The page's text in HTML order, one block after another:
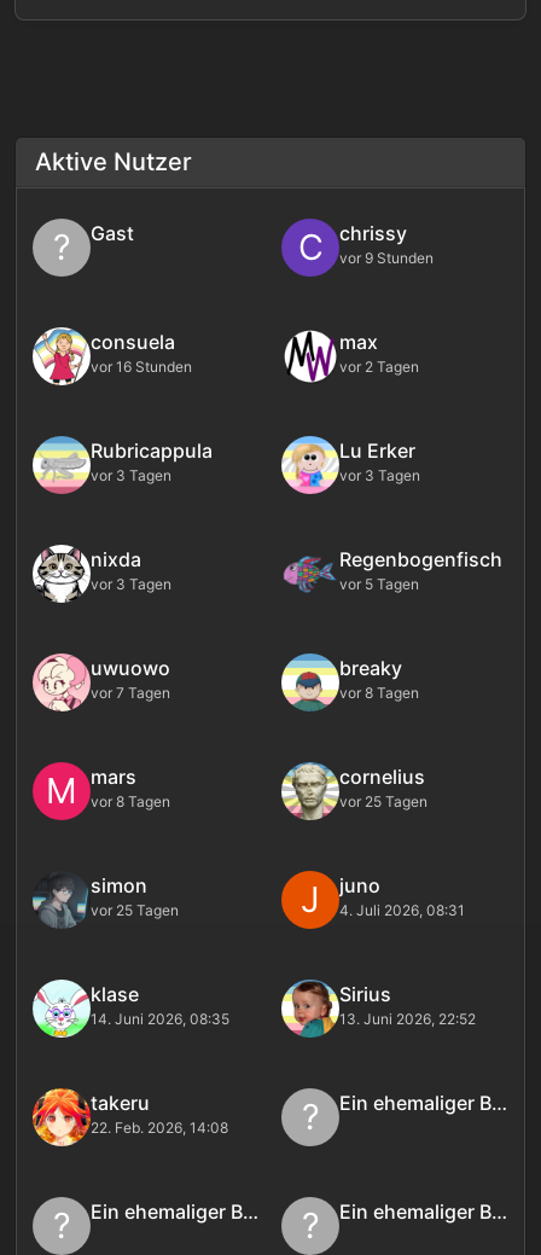
Aktive Nutzer
? Gast C chrissy
vor 9 Stunden
consuela
vor 16 Stunden
max
vor 2 Tagen
Rubricappula
vor 3 Tagen
Lu Erker
vor 3 Tagen
nixda
vor 3 Tagen
Regenbogenfisch
vor 5 Tagen
uwuowo
vor 7 Tagen
breaky
vor 8 Tagen
M mars
vor 8 Tagen
cornelius
vor 25 Tagen
simon
vor 25 Tagen J juno
4. Juli 2026, 08:31
klase
14. Juni 2026, 08:35
Sirius
13. Juni 2026, 22:52
takeru
22. Feb. 2026, 14:08 ? Ein ehemaliger Benutzer
? Ein ehemaliger Benutzer ? Ein ehemaliger Benutzer